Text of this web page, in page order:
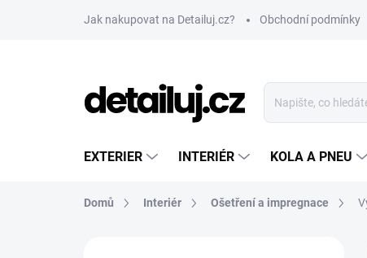
Jak nakupovat na Detailuj.cz? Obchodní podmínky
EXTERIER INTERIÉR KOLA A PNEU
Domů Interiér Ošetření a impregnace